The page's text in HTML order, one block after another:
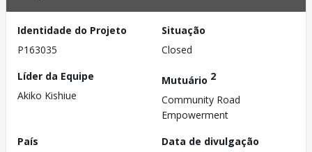
Identidade do Projeto
P163035
Situação
Closed
Líder da Equipe
Akiko Kishiue
Mutuário 2
Community Road
Empowerment
País
Data de divulgação